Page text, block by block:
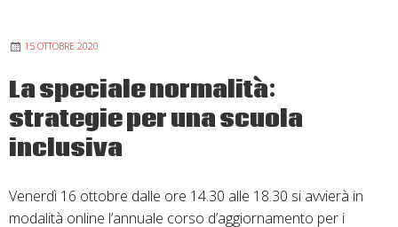
15 OTTOBRE 2020
La speciale normalità:
strategie per una scuola
inclusiva
Venerdì 16 ottobre dalle ore 14.30 alle 18.30 si avvierà in
modalità online l’annuale corso d’aggiornamento per i